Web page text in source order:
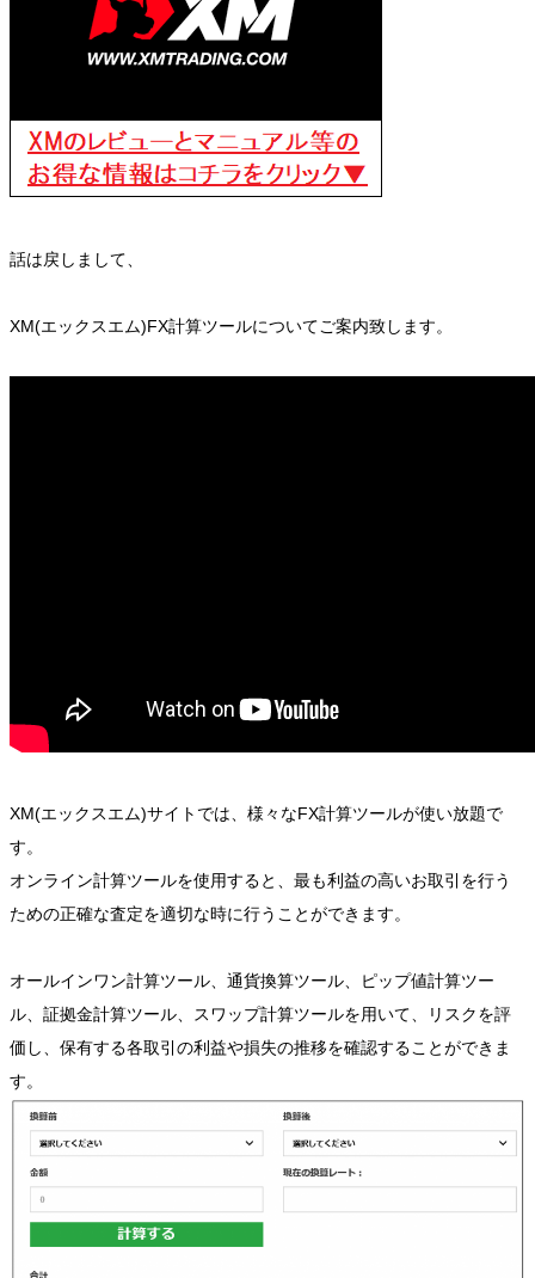
話は戻しまして、
XM(エックスエム)FX計算ツールについてご案内致します。
XM(エックスエム)サイトでは、様々なFX計算ツールが使い放題で
す。
オンライン計算ツールを使用すると、最も利益の高いお取引を行う
ための正確な査定を適切な時に行うことができます。
オールインワン計算ツール、通貨換算ツール、ピップ値計算ツー
ル、証拠金計算ツール、スワップ計算ツールを用いて、リスクを評
価し、保有する各取引の利益や損失の推移を確認することができま
す。